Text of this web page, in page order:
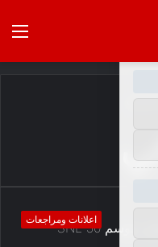
اعلانات ومراجعات